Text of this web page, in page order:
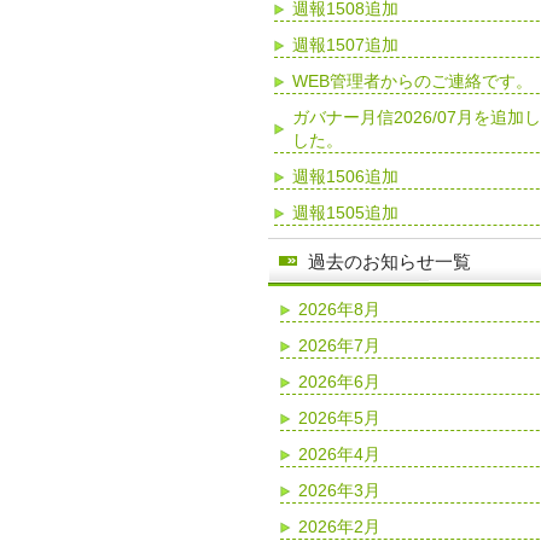
週報1508追加
週報1507追加
WEB管理者からのご連絡です。
ガバナー月信2026/07月を追加
した。
週報1506追加
週報1505追加
過去のお知らせ一覧
2026年8月
2026年7月
2026年6月
2026年5月
2026年4月
2026年3月
2026年2月